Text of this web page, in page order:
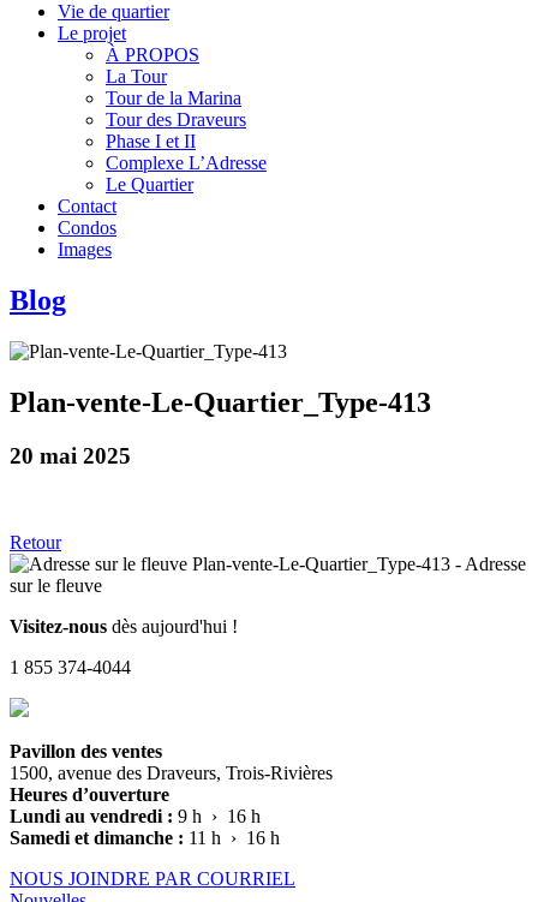
Vie de quartier
Le projet
À PROPOS
La Tour
Tour de la Marina
Tour des Draveurs
Phase I et II
Complexe L’Adresse
Le Quartier
Contact
Condos
Images
Blog
Plan-vente-Le-Quartier_Type-413
20 mai 2025
Retour
Visitez-nous dès aujourd'hui !
1 855 374-4044
Pavillon des ventes
1500, avenue des Draveurs, Trois-Rivières
Heures d’ouverture
Lundi au vendredi : 9 h › 16 h
Samedi et dimanche : 11 h › 16 h
NOUS JOINDRE PAR COURRIEL